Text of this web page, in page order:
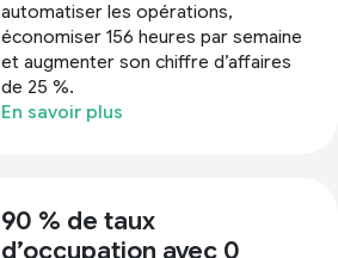
automatiser les opérations,
économiser 156 heures par semaine
et augmenter son chiffre d’affaires
de 25 %.
En savoir plus
90 % de taux
d’occupation avec 0